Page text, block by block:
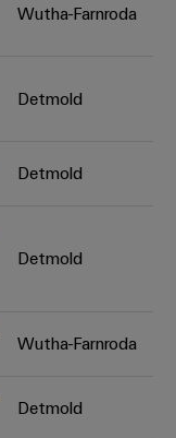
Wutha-Farnroda
Detmold
Detmold
Detmold
Wutha-Farnroda
Detmold